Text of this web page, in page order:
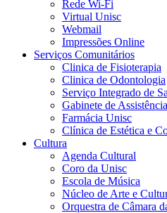
Rede Wi-Fi
Virtual Unisc
Webmail
Impressões Online
Serviços Comunitários
Clinica de Fisioterapia
Clinica de Odontologia
Serviço Integrado de
Gabinete de
Farmácia Unisc
Clínica de Estética e
Cultura
Agenda Cultural
Coro da Unisc
Escola de Música
Núcleo de Arte e
Orquestra de Câmara